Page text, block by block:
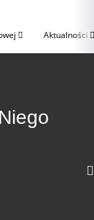
Aktualności